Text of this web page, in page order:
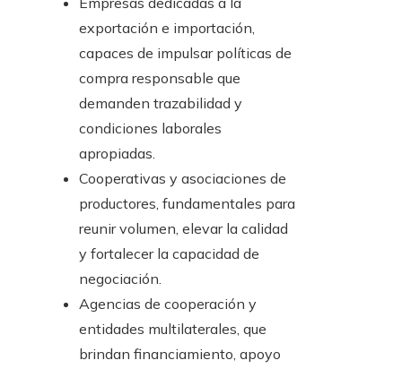
exportación e importación,
capaces de impulsar políticas de
compra responsable que
demanden trazabilidad y
condiciones laborales
apropiadas.
Cooperativas y asociaciones de
productores, fundamentales para
reunir volumen, elevar la calidad
y fortalecer la capacidad de
negociación.
Agencias de cooperación y
entidades multilaterales, que
brindan financiamiento, apoyo